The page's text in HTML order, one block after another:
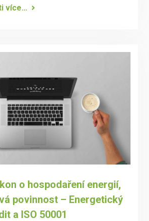
více…
o hospodaření energií,
povinnost – Energetický
a ISO 50001